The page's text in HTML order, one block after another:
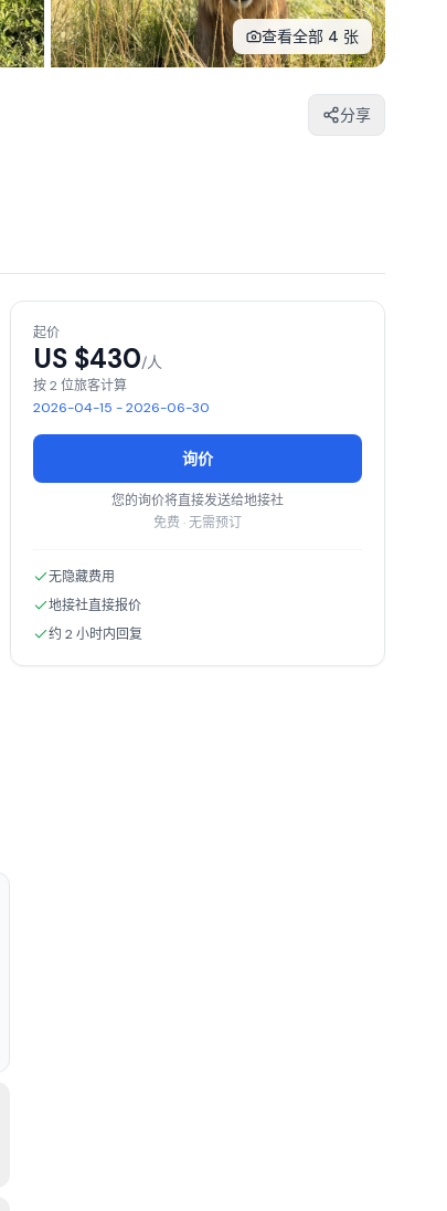
查看全部 4 张
分享
起价
US $430/人
按 2 位旅客计算
2026-04-15 - 2026-06-30
询价
您的询价将直接发送给地接社
免费 · 无需预订
无隐藏费用
地接社直接报价
约 2 小时内回复